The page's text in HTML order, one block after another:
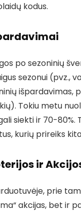
kodus.
po sezoninių
sezonui (pvz.,
išpardavimas,
Tokiu metu
siekti ir 70-80%.
kurių prireiks
ir
prie
akcijas, bet ir